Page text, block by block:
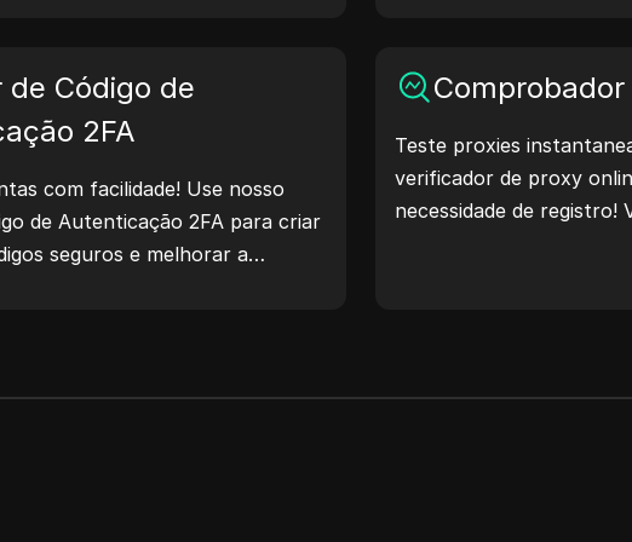
geolocalização, verificar
processo de
IP agora mesmo!
de Código de
2FA
com facilidade! Use nosso
de Autenticação 2FA para criar
seguros e melhorar a
Teste proxies
verificador de proxy
necessidade de registro!